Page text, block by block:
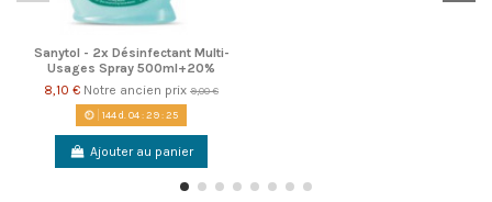
Sanytol - 2x Désinfectant Multi-
Usages Spray 500ml+20%
8,10 € Notre ancien prix 9,00 €
144d. 04:29:25
Ajouter au panier